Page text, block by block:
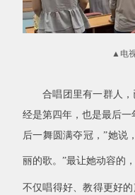
▲ 电
合唱团里有一群人
经是第四年，也是最后一
后一舞圆满夺冠，”她说，
丽的歌。 ”最让她动容的
不仅唱得好、教得更好